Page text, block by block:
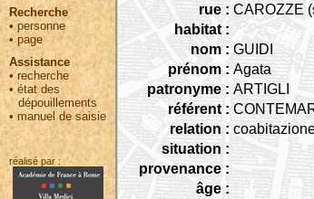
Recherche
• personne
•page
Assistance
• recherche
•état des
dépouillements
•manuel de saisie
réalisé par :
rue : CAROZZE
habitat :
nom : GUIDI
prénom : Agata
patronyme : ARTIGLI
référent :
relation :
situation :
provenance :
âge :